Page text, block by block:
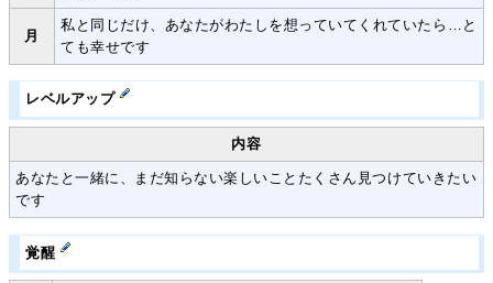
月
私と同じだけ、あなたがわたしを想っていてくれていたら…と
ても幸せです
レベルアップ
内容
あなたと一緒に、まだ知らない楽しいことたくさん見つけていきたい
です
覚醒